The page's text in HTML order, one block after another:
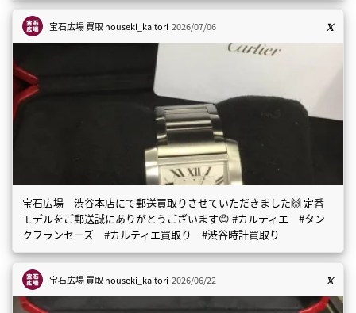
宝石広場 買取houseki_kaitori 2026/07/06
宝石広場 渋谷本店にて郵送買取りさせていただきました🙌 定番
モデルをご郵送誠にありがとうございます😊 #カルティエ #タン
クフランセーズ #カルティエ買取り #渋谷時計買取り
宝石広場 買取houseki_kaitori 2026/06/22